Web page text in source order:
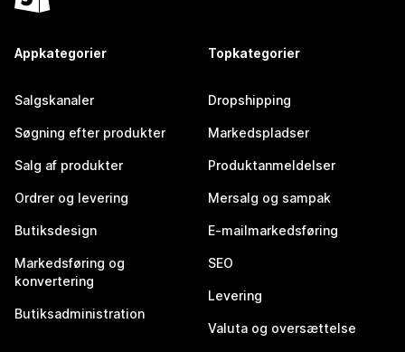
Appkategorier
Salgskanaler
Søgning efter produkter
Salg af produkter
Ordrer og levering
Butiksdesign
Markedsføring og
konvertering
Butiksadministration
Topkategorier
Dropshipping
Markedspladser
Produktanmeldelser
Mersalg og sampak
E-mailmarkedsføring
SEO
Levering
Valuta og oversættelse